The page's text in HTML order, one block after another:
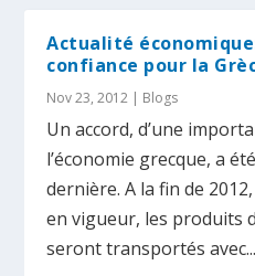
Actualité
confiance pour la
Nov 23, 2012 | Blogs
Un accord, d’une
l’économie grecque, a
dernière. A la fin de
en vigueur, les produits
seront transportés avec...